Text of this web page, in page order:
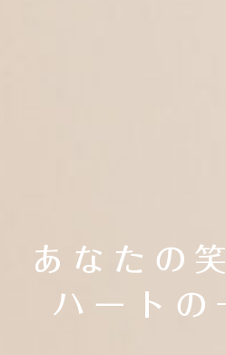
あなたの
ハートの